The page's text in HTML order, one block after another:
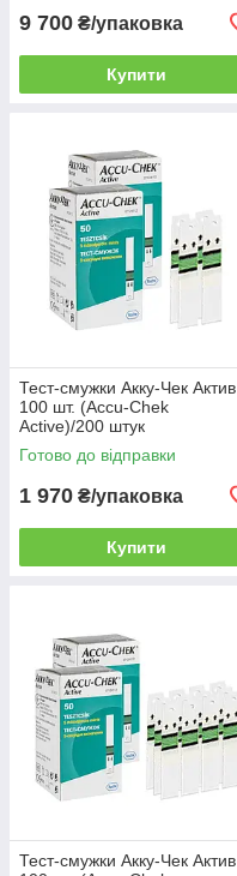
9 700 ₴/упаковка
Купити
Тест-смужки Акку-Чек Актив
100 шт. (Accu-Chek
Active)/200 штук
Готово до відправки
1 970 ₴/упаковка
Купити
Тест-смужки Акку-Чек Актив